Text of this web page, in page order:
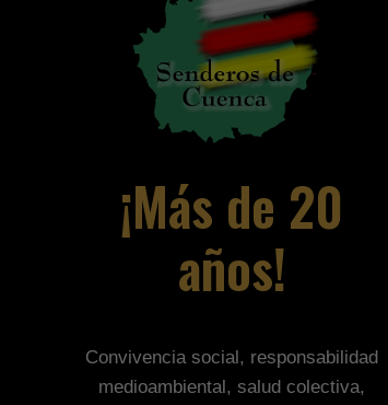
¡Más de 20
años!
Convivencia social, responsabilidad
medioambiental, salud colectiva,